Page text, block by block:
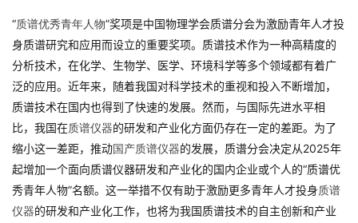
“质谱优秀青年人物”奖项是中国物理学会质谱分会为激励青年人才投
身质谱研究和应用而设立的重要奖项。质谱技术作为一种高精度的
分析技术，在化学、生物学、医学、环境科学等多个领域都有着广
泛的应用。近年来，随着我国对科学技术的重视和投入不断增加，
质谱技术在国内也得到了快速的发展。然而，与国际先进水平相
比，我国在质谱仪器的研发和产业化方面仍存在一定的差距。为了
缩小这一差距，推动国产质谱仪器的发展，质谱分会决定从2025年
起增加一个面向质谱仪器研发和产业化的国内企业或个人的“质谱优
秀青年人物”名额。这一举措不仅有助于激励更多青年人才投身质谱
仪器的研发和产业化工作，也将为我国质谱技术的自主创新和产业